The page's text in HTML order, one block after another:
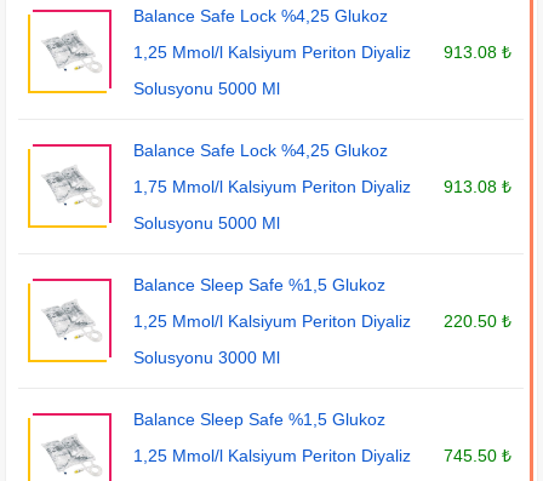
Balance Safe Lock %4,25 Glukoz
1,25 Mmol/l Kalsiyum Periton Diyaliz
Solusyonu 5000 Ml
913.08 ₺
Balance Safe Lock %4,25 Glukoz
1,75 Mmol/l Kalsiyum Periton Diyaliz
Solusyonu 5000 Ml
913.08 ₺
Balance Sleep Safe %1,5 Glukoz
1,25 Mmol/l Kalsiyum Periton Diyaliz
Solusyonu 3000 Ml
220.50 ₺
Balance Sleep Safe %1,5 Glukoz
1,25 Mmol/l Kalsiyum Periton Diyaliz
745.50 ₺